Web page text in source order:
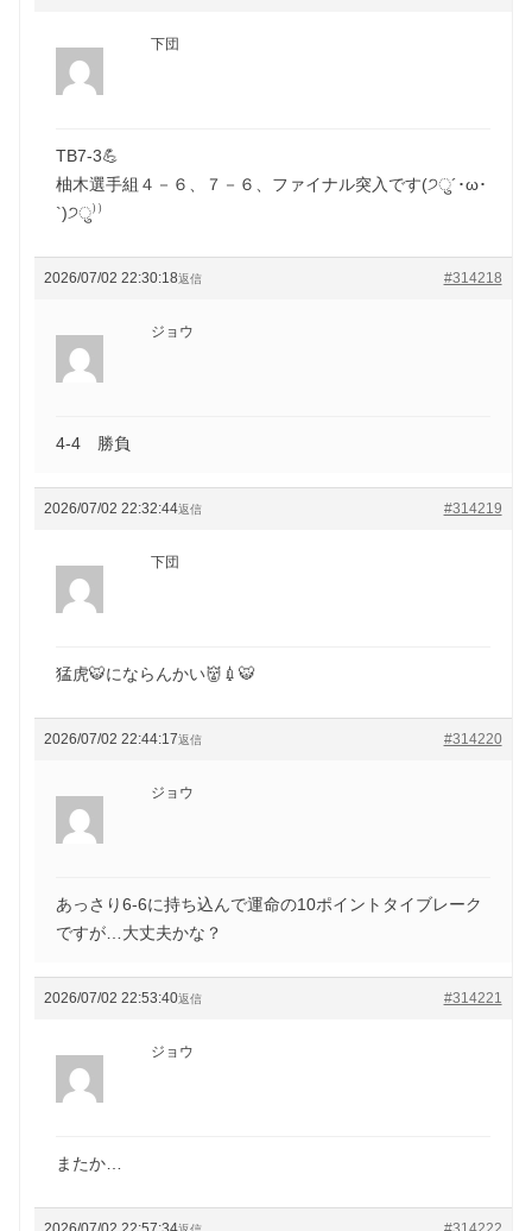
下団
TB7-3💪
柚木選手組４－６、７－６、ファイナル突入です(੭ु´･ω･
`)੭ु⁾⁾
2026/07/02 22:30:18 #314218
返信
ジョウ
4-4 勝負
2026/07/02 22:32:44 #314219
返信
下団
猛虎🐯にならんかい👹💉🐯
2026/07/02 22:44:17 #314220
返信
ジョウ
あっさり6-6に持ち込んで運命の10ポイントタイブレーク
ですが…大丈夫かな？
2026/07/02 22:53:40 #314221
返信
ジョウ
またか…